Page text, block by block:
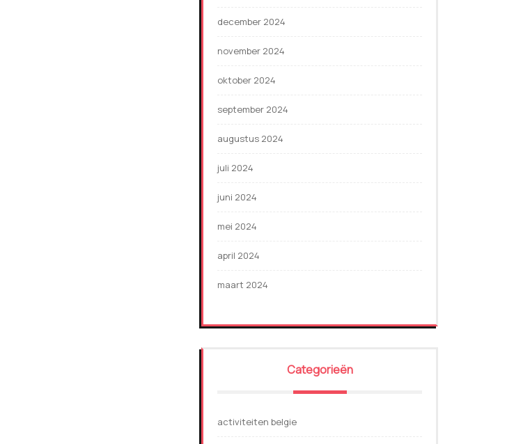
december 2024
november 2024
oktober 2024
september 2024
augustus 2024
juli 2024
juni 2024
mei 2024
april 2024
maart 2024
Categorieën
activiteiten belgie